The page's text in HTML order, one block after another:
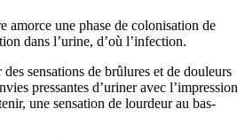
amorce une phase de colonisation de
dans l’urine, d’où l’infection.
sensations de brûlures et de douleurs
pressantes d’uriner avec l’impression
une sensation de lourdeur au bas-